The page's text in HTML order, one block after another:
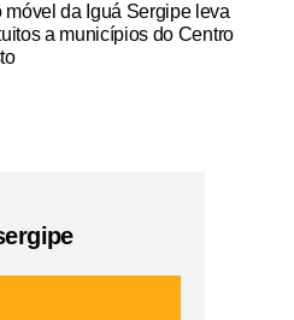
móvel da Iguá Sergipe leva
a municípios do Centro